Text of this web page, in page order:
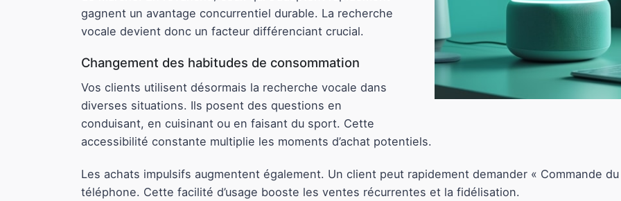
gagnent un avantage concurrentiel durable. La recherche
vocale devient donc un facteur différenciant crucial.
Changement des habitudes de consommation
Vos clients utilisent désormais la recherche vocale dans
diverses situations. Ils posent des questions en
conduisant, en cuisinant ou en faisant du sport. Cette
accessibilité constante multiplie les moments d’achat potentiels.
Les achats impulsifs augmentent également. Un client peut rapidement demander « Commande
téléphone. Cette facilité d’usage booste les ventes récurrentes et la fidélisation.